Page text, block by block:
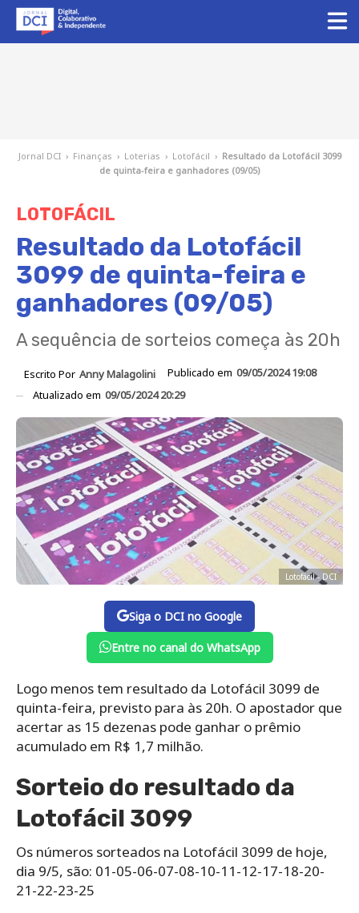
Jornal DCI › Finanças › Loterias › Lotofácil › Resultado da Lotofácil 3099
de quinta-feira e ganhadores (09/05)
LOTOFÁCIL
Resultado da Lotofácil
3099 de quinta-feira e
ganhadores (09/05)
A sequência de sorteios começa às 20h
Escrito Por Anny Malagolini Publicado em 09/05/2024 19:08
Atualizado em 09/05/2024 20:29
Lotofácil - DCI
Siga o DCI no Google
Entre no canal do WhatsApp
Logo menos tem resultado da Lotofácil 3099 de
quinta-feira, previsto para às 20h. O apostador que
acertar as 15 dezenas pode ganhar o prêmio
acumulado em R$ 1,7 milhão.
Sorteio do resultado da
Lotofácil 3099
Os números sorteados na Lotofácil 3099 de hoje,
dia 9/5, são: 01-05-06-07-08-10-11-12-17-18-20-
21-22-23-25